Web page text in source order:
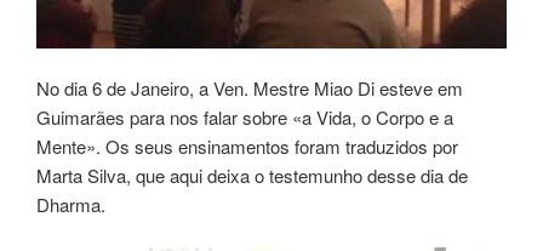
No dia 6 de Janeiro, a Ven. Mestre Miao Di esteve em
Guimarães para nos falar sobre «a Vida, o Corpo e a
Mente». Os seus ensinamentos foram traduzidos por
Marta Silva, que aqui deixa o testemunho desse dia de
Dharma.